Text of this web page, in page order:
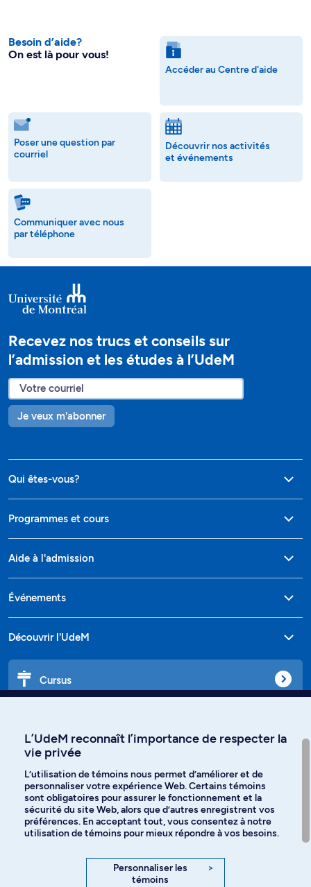
Besoin d’aide?
On est là pour vous!
Accéder au Centre d'aide
Poser une question par
courriel
Découvrir nos activités
et événements
Communiquer avec nous
par téléphone
Recevez nos trucs et conseils sur
l’admission et les études à l’UdeM
Je veux m'abonner
Qui êtes-vous?
Programmes et cours
Aide à l'admission
Événements
Découvrir l'UdeM
Cursus
Langues
Facebook Instagram
YouTube
L’UdeM reconnaît l’importance de respecter la
vie privée
L’utilisation de témoins nous permet d’améliorer et de
personnaliser votre expérience Web. Certains témoins
sont obligatoires pour assurer le fonctionnement et la
sécurité du site Web, alors que d’autres enregistrent vos
préférences. En acceptant tout, vous consentez à notre
utilisation de témoins pour mieux répondre à vos besoins.
Personnaliser les
témoins
>